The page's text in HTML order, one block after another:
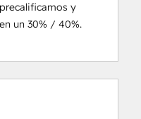
y
un 30% / 40%.